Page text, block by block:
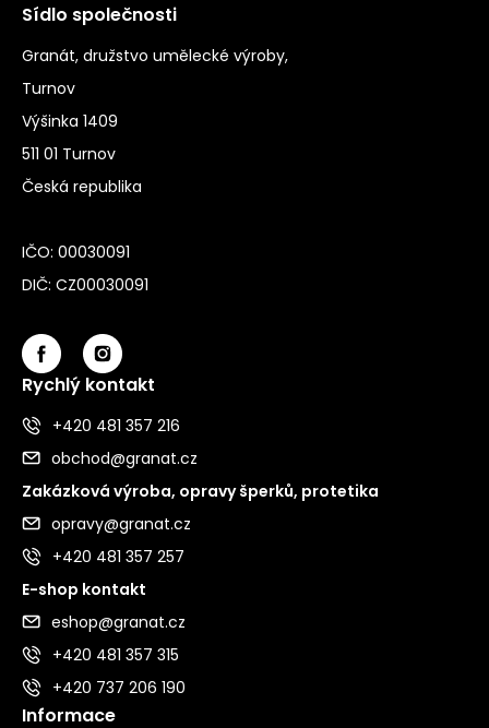
Sídlo společnosti
Granát, družstvo umělecké výroby,
Turnov
Výšinka 1409
511 01 Turnov
Česká republika
IČO: 00030091
DIČ: CZ00030091
Rychlý kontakt
+420 481 357 216
obchod@granat.cz
Zakázková výroba, opravy šperků, protetika
opravy@granat.cz
+420 481 357 257
E-shop kontakt
eshop@granat.cz
+420 481 357 315
+420 737 206 190
Informace